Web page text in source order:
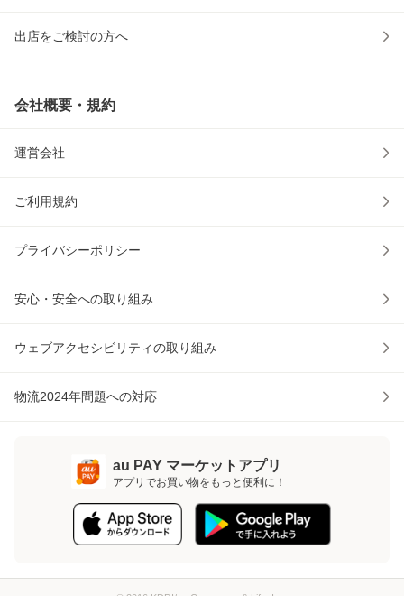
出店をご検討の方へ
会社概要・規約
運営会社
ご利用規約
プライバシーポリシー
安心・安全への取り組み
ウェブアクセシビリティの取り組み
物流2024年問題への対応
au PAY マーケットアプリ
アプリでお買い物をもっと便利に！